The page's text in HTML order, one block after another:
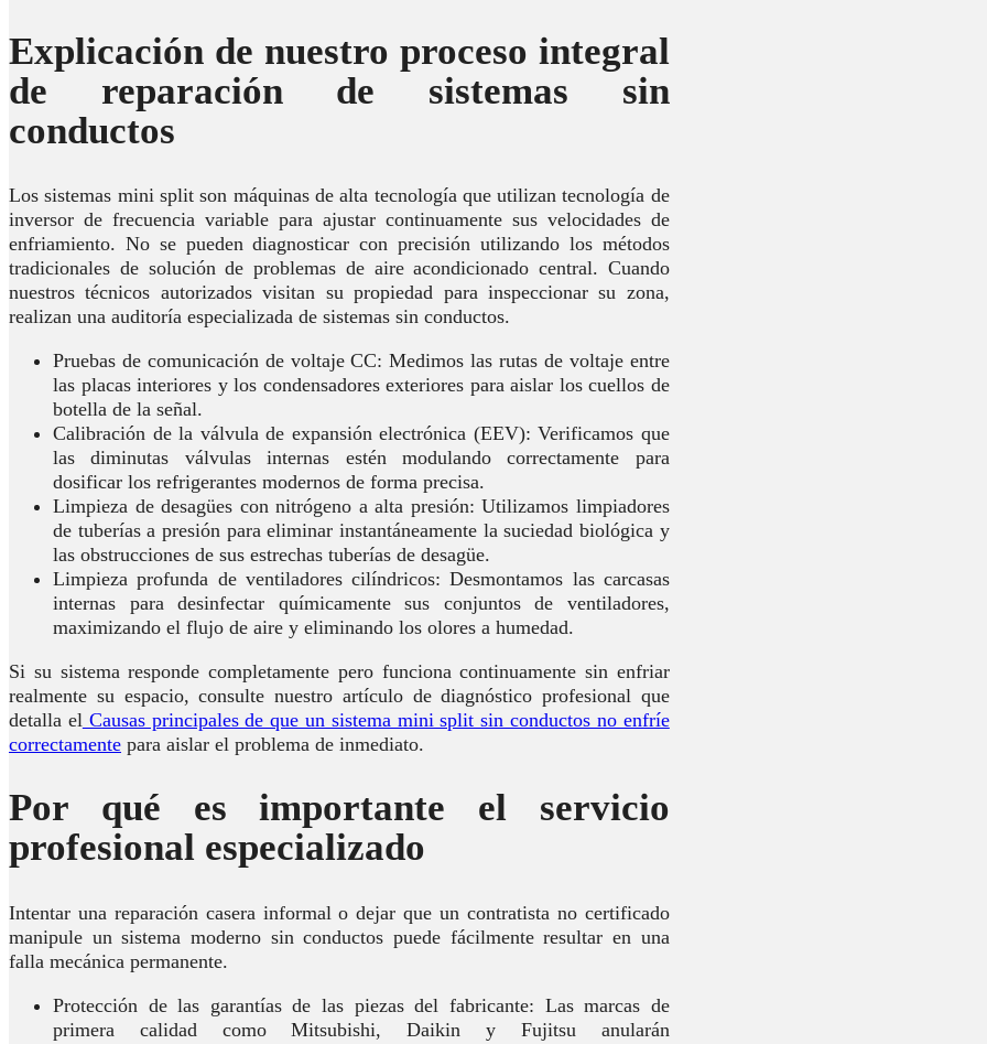
Explicación de nuestro proceso integral
de reparación de sistemas sin
conductos
Los sistemas mini split son máquinas de alta tecnología que utilizan tecnología de
inversor de frecuencia variable para ajustar continuamente sus velocidades de
enfriamiento. No se pueden diagnosticar con precisión utilizando los métodos
tradicionales de solución de problemas de aire acondicionado central. Cuando
nuestros técnicos autorizados visitan su propiedad para inspeccionar su zona,
realizan una auditoría especializada de sistemas sin conductos.
Pruebas de comunicación de voltaje CC: Medimos las rutas de voltaje entre
las placas interiores y los condensadores exteriores para aislar los cuellos de
botella de la señal.
Calibración de la válvula de expansión electrónica (EEV): Verificamos que
las diminutas válvulas internas estén modulando correctamente para
dosificar los refrigerantes modernos de forma precisa.
Limpieza de desagües con nitrógeno a alta presión: Utilizamos limpiadores
de tuberías a presión para eliminar instantáneamente la suciedad biológica y
las obstrucciones de sus estrechas tuberías de desagüe.
Limpieza profunda de ventiladores cilíndricos: Desmontamos las carcasas
internas para desinfectar químicamente sus conjuntos de ventiladores,
maximizando el flujo de aire y eliminando los olores a humedad.
Si su sistema responde completamente pero funciona continuamente sin enfriar
realmente su espacio, consulte nuestro artículo de diagnóstico profesional que
detalla el Causas principales de que un sistema mini split sin conductos no enfríe
correctamente para aislar el problema de inmediato.
Por qué es importante el servicio
profesional especializado
Intentar una reparación casera informal o dejar que un contratista no certificado
manipule un sistema moderno sin conductos puede fácilmente resultar en una
falla mecánica permanente.
Protección de las garantías de las piezas del fabricante: Las marcas de
primera calidad como Mitsubishi, Daikin y Fujitsu anularán